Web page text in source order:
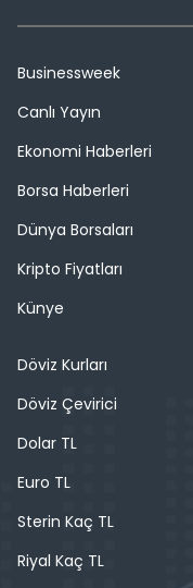
Businessweek
Canlı Yayın
Ekonomi Haberleri
Borsa Haberleri
Dünya Borsaları
Kripto Fiyatları
Künye
Döviz Kurları
Döviz Çevirici
Dolar TL
Euro TL
Sterin Kaç TL
Riyal Kaç TL